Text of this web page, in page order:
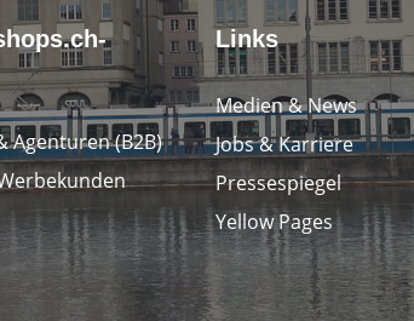
Agenturen (B2B)
Links
Medien & News
Jobs & Karriere
Pressespiegel
Yellow Pages